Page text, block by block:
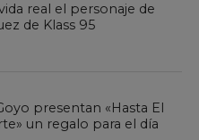
real el personaje de
de Klass 95
presentan «Hasta El
un regalo para el día